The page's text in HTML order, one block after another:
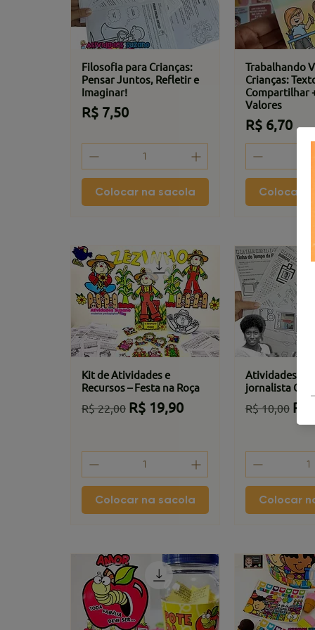
Filosofia para Crianças:
Pensar Juntos, Refletir e
Imaginar!
Preço
R$ 7,50
Colocar na sacola
Trabalhando
Crianças:
Compartilhar
Valores
Preço
R$ 6,70
Colocar
Kit de Atividades e
Recursos – Festa na Roça
Preço normal
R$ 22,00 Preço promocional
R$ 19,90
Colocar na sacola
Atividades
jornalista
Preço
R$ 10,00 R$
Colocar